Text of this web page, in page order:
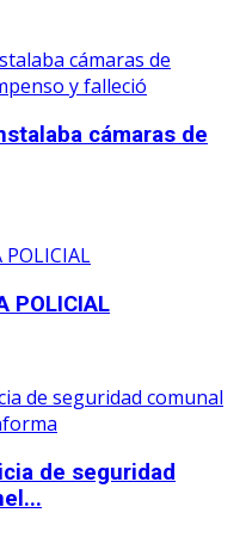
cámaras de
POLICIAL
de seguridad